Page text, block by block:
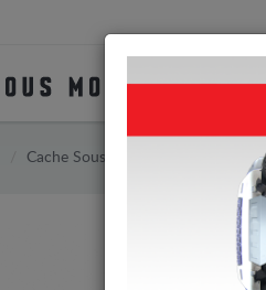
Cache Sous Moteur Dacia Logan III